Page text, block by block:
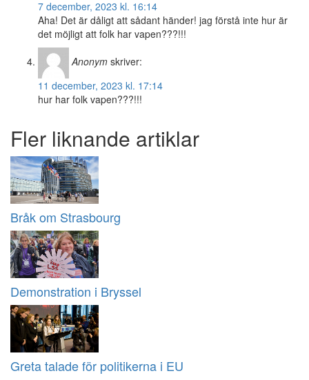
7 december, 2023 kl. 16:14
Aha! Det är dåligt att sådant händer! jag förstå inte hur är
det möjligt att folk har vapen???!!!
Anonym skriver:
11 december, 2023 kl. 17:14
hur har folk vapen???!!!
Fler liknande artiklar
Bråk om Strasbourg
Demonstration i Bryssel
Greta talade för politikerna i EU